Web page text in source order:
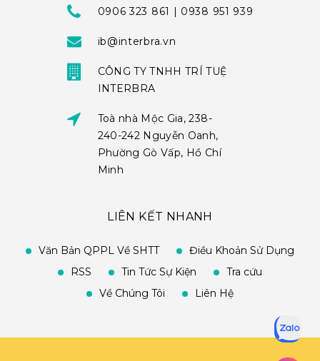
0906 323 861 | 0938 951 939
ib@interbra.vn
CÔNG TY TNHH TRÍ TUỆ
INTERBRA
Toà nhà Mộc Gia, 238-
240-242 Nguyễn Oanh,
Phường Gò Vấp, Hồ Chí
Minh
LIÊN KẾT NHANH
Văn Bản QPPL Về SHTT
Điều Khoản Sử Dụng
RSS
Tin Tức Sự Kiện
Tra cứu
Về Chúng Tôi
Liên Hệ